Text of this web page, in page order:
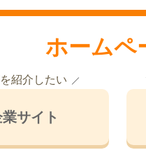
ホームペ
紹介したい
サイト